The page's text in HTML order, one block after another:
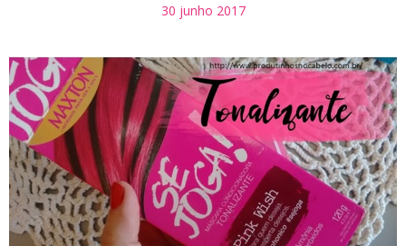
30 junho 2017